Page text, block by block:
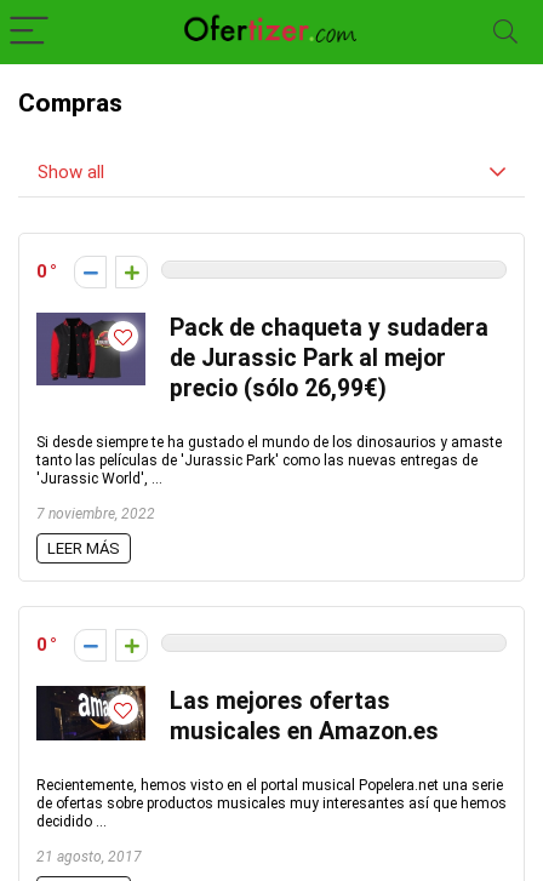
Compras
Show all
0
Pack de chaqueta y sudadera
de Jurassic Park al mejor
precio (sólo 26,99€)
Si desde siempre te ha gustado el mundo de los dinosaurios y amaste
tanto las películas de 'Jurassic Park' como las nuevas entregas de
'Jurassic World', ...
7 noviembre, 2022
LEER MÁS
0
Las mejores ofertas
musicales en Amazon.es
Recientemente, hemos visto en el portal musical Popelera.net una serie
de ofertas sobre productos musicales muy interesantes así que hemos
decidido ...
21 agosto, 2017